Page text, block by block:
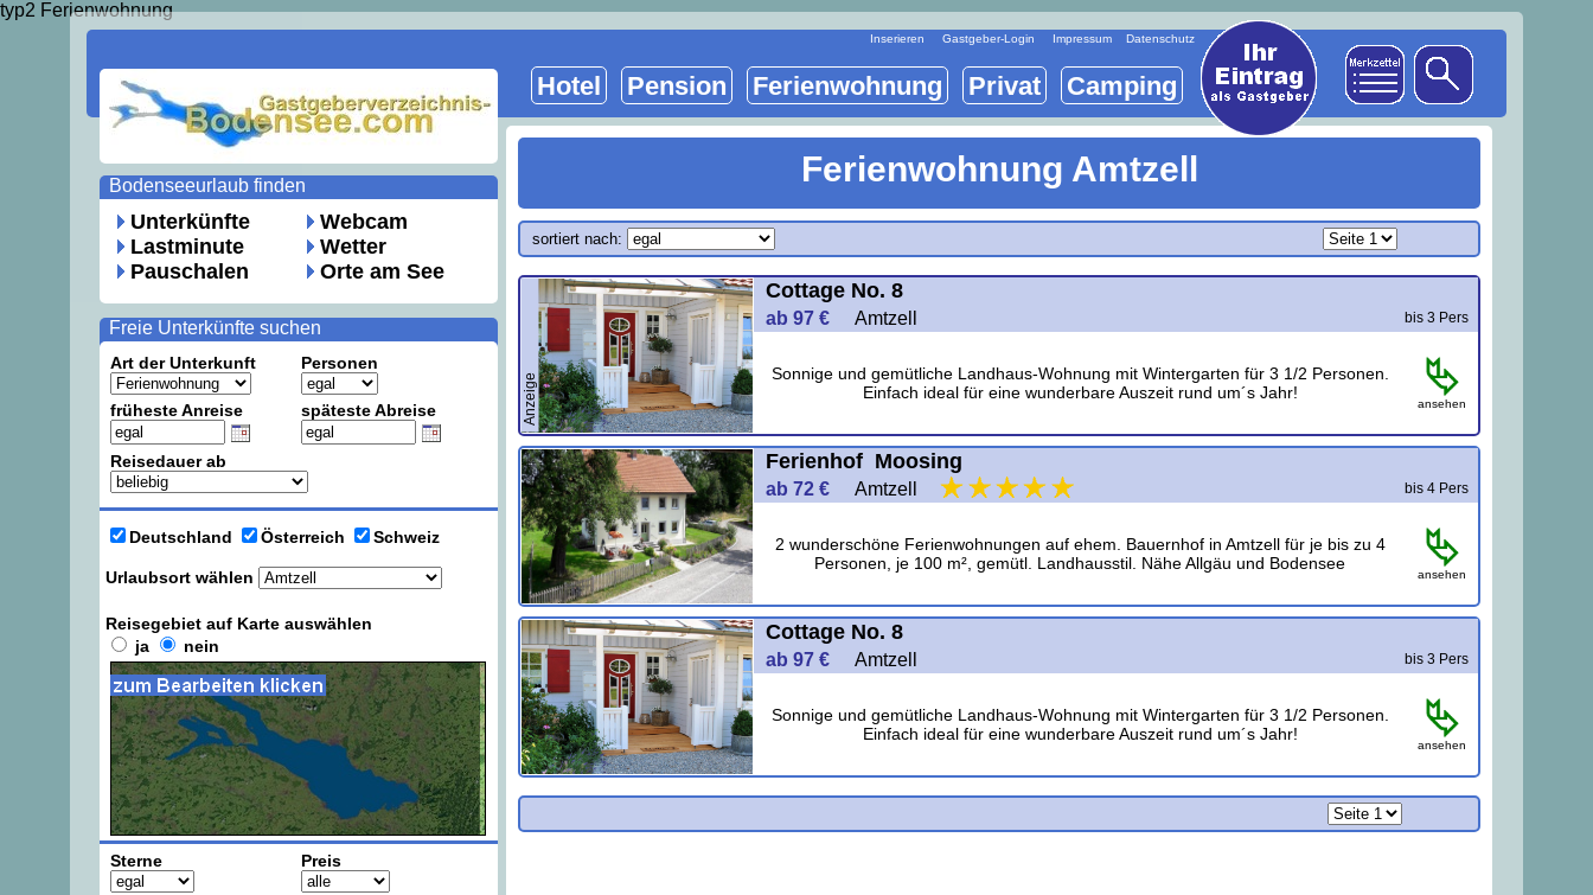
typ2 Ferienwohnung
Unterkünfte
Lastminute
Pauschalen
Webcam
Wetter
Orte am See
Bodenseeurlaub finden
Art der Unterkunft Personen
früheste Anreise späteste Abreise
Reisedauer ab
Urlaubsort wählen
Deutschland Österreich Schweiz
Reisegebiet auf Karte auswählen
ja
nein
Sterne Preis
Freie Unterkünfte suchen
Hotel Pension Ferienwohnung Privat Camping
Ferienwohnung Amtzell
sortiert nach:
Anzeige
Cottage No. 8
ab 97 € Amtzell bis 3 Pers
Sonnige und gemütliche Landhaus-Wohnung mit Wintergarten für 3 1/2 Personen.
Einfach ideal für eine wunderbare Auszeit rund um´s Jahr!
ansehen
Ferienhof Moosing
ab 72 € Amtzell bis 4 Pers
2 wunderschöne Ferienwohnungen auf ehem. Bauernhof in Amtzell für je bis zu 4
Personen, je 100 m², gemütl. Landhausstil. Nähe Allgäu und Bodensee
ansehen
Cottage No. 8
ab 97 € Amtzell bis 3 Pers
Sonnige und gemütliche Landhaus-Wohnung mit Wintergarten für 3 1/2 Personen.
Einfach ideal für eine wunderbare Auszeit rund um´s Jahr!
ansehen
Inserieren Gastgeber-Login Impressum Datenschutz